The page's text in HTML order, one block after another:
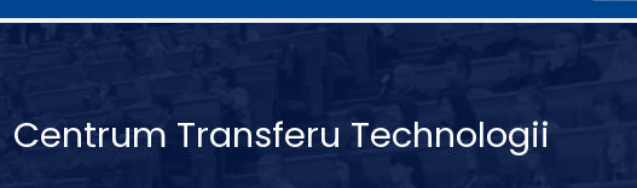
Centrum Transferu Technologii